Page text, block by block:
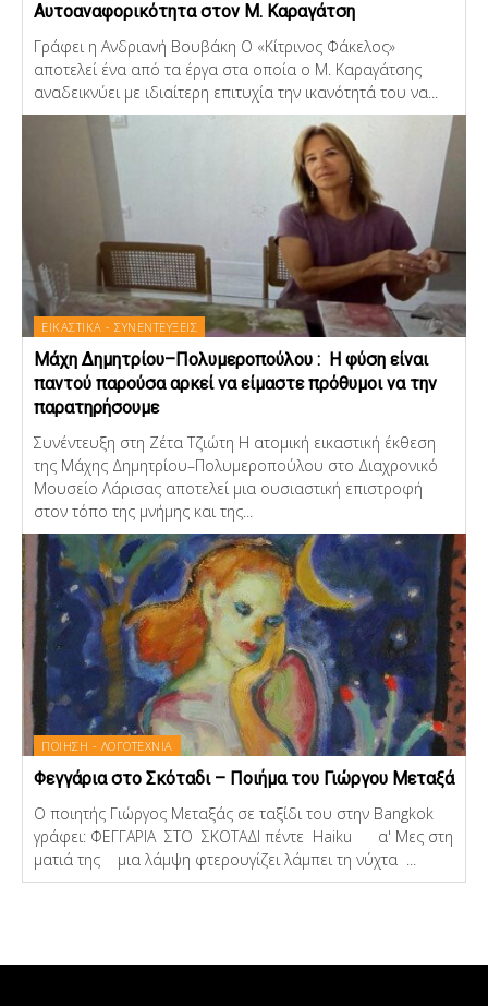
Αυτοαναφορικότητα στον Μ. Καραγάτση
Γράφει η Ανδριανή Βουβάκη Ο «Κίτρινος Φάκελος»
αποτελεί ένα από τα έργα στα οποία ο Μ. Καραγάτσης
αναδεικνύει με ιδιαίτερη επιτυχία την ικανότητά του να...
ΕΙΚΑΣΤΙΚΑ - ΣΥΝΕΝΤΕΥΞΕΙΣ
Μάχη Δημητρίου–Πολυμεροπούλου : Η φύση είναι
παντού παρούσα αρκεί να είμαστε πρόθυμοι να την
παρατηρήσουμε
Συνέντευξη στη Ζέτα Τζιώτη Η ατομική εικαστική έκθεση
της Μάχης Δημητρίου–Πολυμεροπούλου στο Διαχρονικό
Μουσείο Λάρισας αποτελεί μια ουσιαστική επιστροφή
στον τόπο της μνήμης και της...
ΠΟΙΗΣΗ - ΛΟΓΟΤΕΧΝΙΑ
Φεγγάρια στο Σκόταδι – Ποιήμα του Γιώργου Μεταξά
Ο ποιητής Γιώργος Μεταξάς σε ταξίδι του στην Bangkok
γράφει: ΦΕΓΓΑΡΙΑ ΣΤΟ ΣΚΟΤΑΔΙ πέντε Haiku α' Μες στη
ματιά της μια λάμψη φτερουγίζει λάμπει τη νύχτα ...